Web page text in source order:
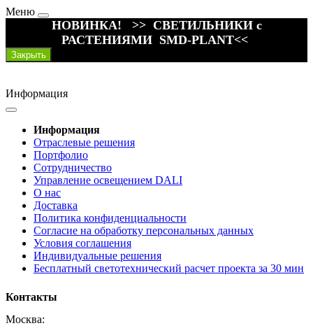
Меню
НОВИНКА! >> СВЕТИЛЬНИКИ с
РАСТЕНИЯМИ SMD-PLANT<<
Закрыть
Информация
Информация
Отраслевые решения
Портфолио
Сотрудничество
Управление освещением DALI
О нас
Доставка
Политика конфиденциальности
Согласие на обработку персональных данных
Условия соглашения
Индивидуальные решения
Бесплатный светотехнический расчет проекта за 30 мин
Контакты
Москва: